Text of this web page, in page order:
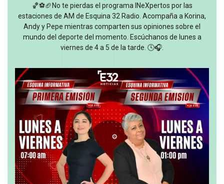
🏀⚽🏈No te pierdas el programa INeXpertos por las
estaciones de AM de Esquina 32 Radio. Acompaña a Korina,
Andy y Pepe mientras comparten sus opiniones sobre el
mundo del deporte del momento. Escúchanos de lunes a
viernes de 4 a 5 de la tarde. 🕓🎧.